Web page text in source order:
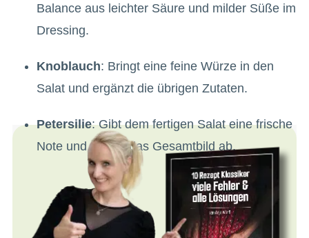
Balance aus leichter Säure und milder Süße im
Dressing.
Knoblauch: Bringt eine feine Würze in den
Salat und ergänzt die übrigen Zutaten.
Petersilie: Gibt dem fertigen Salat eine frische
Note und rundet das Gesamtbild ab.